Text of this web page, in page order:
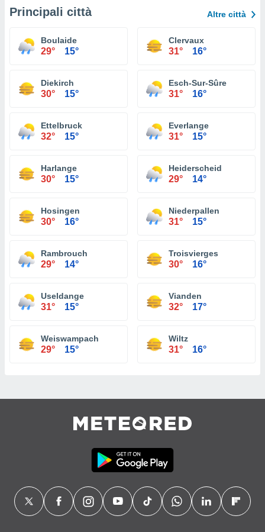
Principali città Altre città
Boulaide
29° 15°
Clervaux
31° 16°
Diekirch
30° 15°
Esch-Sur-Sûre
31° 16°
Ettelbruck
32° 15°
Everlange
31° 15°
Harlange
30° 15°
Heiderscheid
29° 14°
Hosingen
30° 16°
Niederpallen
31° 15°
Rambrouch
29° 14°
Troisvierges
30° 16°
Useldange
31° 15°
Vianden
32° 17°
Weiswampach
29° 15°
Wiltz
31° 16°